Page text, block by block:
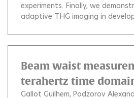
experiments. Finally, we
adaptive THG imaging in
Beam waist
terahertz time
Gallot Guilhem Podzorov